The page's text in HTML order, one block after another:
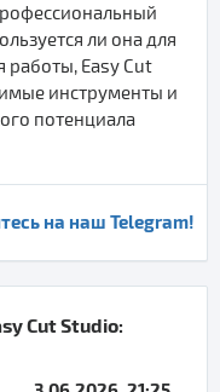
ли она для
работы, Easy Cut
инструменты и
потенциала
на наш Telegram!
Cut Studio: